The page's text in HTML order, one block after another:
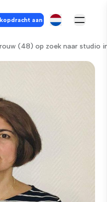
aan
(48) op zoek naar studio